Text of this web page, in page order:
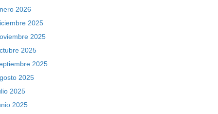
2026
2025
2025
2025
2025
2025
2025
2025